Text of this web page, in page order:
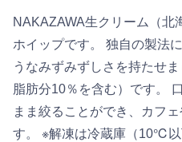
NAKAZAWA生クリーム（北
ホイップです。 独自の製法
うなみずみずしさを持たせ
脂肪分10％を含む）です。
まま絞ることができ、カフ
す。 ※解凍は冷蔵庫（10℃